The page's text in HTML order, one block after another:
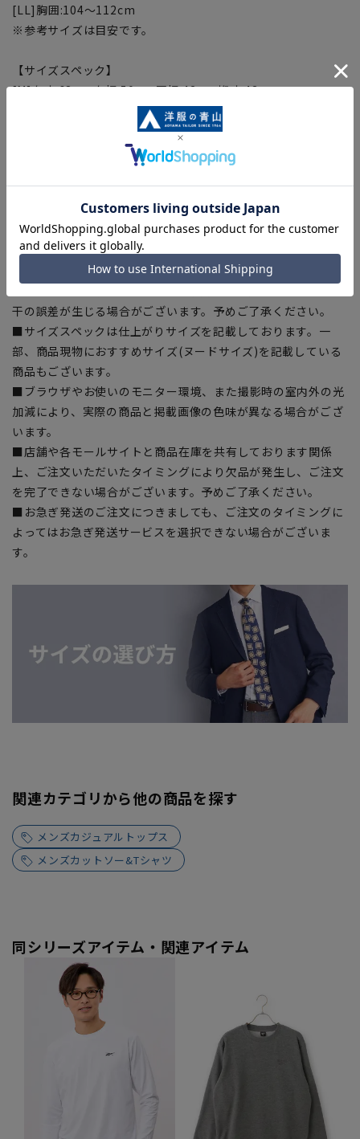
[LL]胸囲:104～112cm
※参考サイズは目安です。
【サイズスペック】
[M]身丈:68cm 身幅:50cm 肩幅:42cm 裄丈:43cm
[L]身丈:70cm 身幅:53cm 肩幅:44cm 裄丈:45cm
[LL]身丈:72cm 身幅:56cm 肩幅:46cm 裄丈:47cm
※商品の仕上がりサイズを掲載しています。
【商品に関するご注意】
■商品画像はサンプルのため、色味やサイズ等の仕様に変更が
ある場合がございますので、予めご了承ください。
■ゆとり感には個人差があります。サイズ表を確認の上、ご購
入の目安としてご利用ください。
干の誤差が生じる場合がございます。予めご了承ください。
■サイズスペックは仕上がりサイズを記載しております。一
部、商品現物におすすめサイズ(ヌードサイズ)を記載している
商品もございます。
■ブラウザやお使いのモニター環境、また撮影時の室内外の光
加減により、実際の商品と掲載画像の色味が異なる場合がござ
います。
■店舗や各モールサイトと商品在庫を共有しております関係
上、ご注文いただいたタイミングにより欠品が発生し、ご注文
を完了できない場合がございます。予めご了承ください。
■お急ぎ発送のご注文につきましても、ご注文のタイミングに
よってはお急ぎ発送サービスを選択できない場合がございま
す。
関連カテゴリから他の商品を探す
メンズカジュアルトップス
メンズカットソー&Tシャツ
同シリーズアイテム・関連アイテム